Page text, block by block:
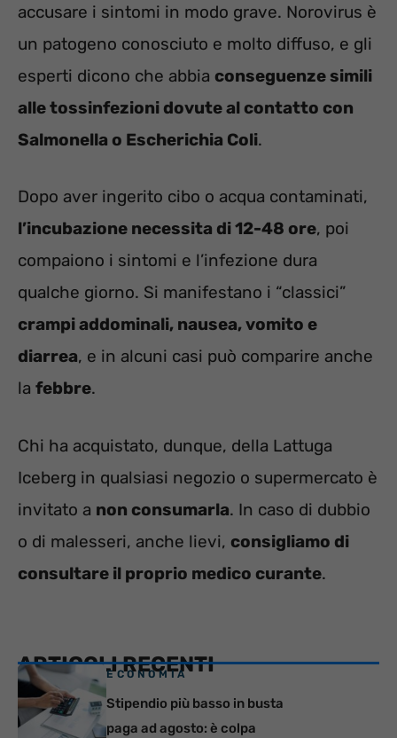
accusare i sintomi in modo grave. Norovirus è
un patogeno conosciuto e molto diffuso, e gli
esperti dicono che abbia conseguenze simili
alle tossinfezioni dovute al contatto con
Salmonella o Escherichia Coli.
Dopo aver ingerito cibo o acqua contaminati,
l’incubazione necessita di 12-48 ore, poi
compaiono i sintomi e l’infezione dura
qualche giorno. Si manifestano i “classici”
crampi addominali, nausea, vomito e
diarrea, e in alcuni casi può comparire anche
la febbre.
Chi ha acquistato, dunque, della Lattuga
Iceberg in qualsiasi negozio o supermercato è
invitato a non consumarla. In caso di dubbio
o di malesseri, anche lievi, consigliamo di
consultare il proprio medico curante.
ARTICOLI RECENTI
ECONOMIA
Stipendio più basso in busta
paga ad agosto: è colpa